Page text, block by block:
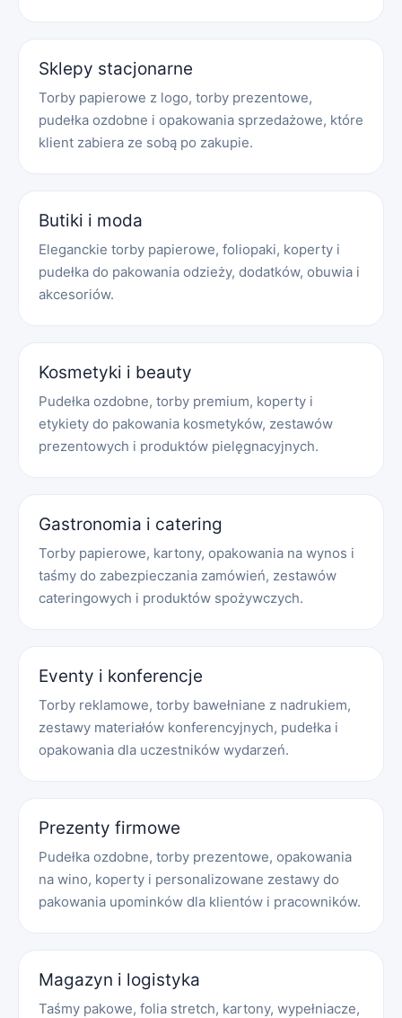
Sklepy stacjonarne
Torby papierowe z logo, torby prezentowe,
pudełka ozdobne i opakowania sprzedażowe, które
klient zabiera ze sobą po zakupie.
Butiki i moda
Eleganckie torby papierowe, foliopaki, koperty i
pudełka do pakowania odzieży, dodatków, obuwia i
akcesoriów.
Kosmetyki i beauty
Pudełka ozdobne, torby premium, koperty i
etykiety do pakowania kosmetyków, zestawów
prezentowych i produktów pielęgnacyjnych.
Gastronomia i catering
Torby papierowe, kartony, opakowania na wynos i
taśmy do zabezpieczania zamówień, zestawów
cateringowych i produktów spożywczych.
Eventy i konferencje
Torby reklamowe, torby bawełniane z nadrukiem,
zestawy materiałów konferencyjnych, pudełka i
opakowania dla uczestników wydarzeń.
Prezenty firmowe
Pudełka ozdobne, torby prezentowe, opakowania
na wino, koperty i personalizowane zestawy do
pakowania upominków dla klientów i pracowników.
Magazyn i logistyka
Taśmy pakowe, folia stretch, kartony, wypełniacze,